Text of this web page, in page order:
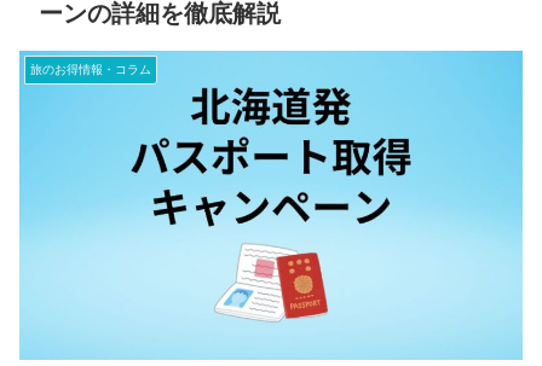
ーンの詳細を徹底解説
旅のお得情報・コラム